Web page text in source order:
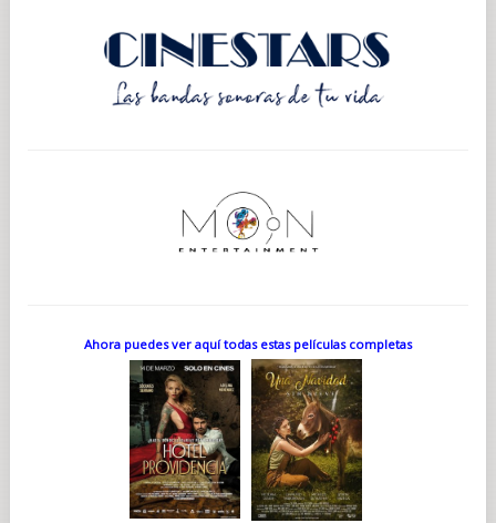
Ahora puedes ver aquí todas estas películas completas